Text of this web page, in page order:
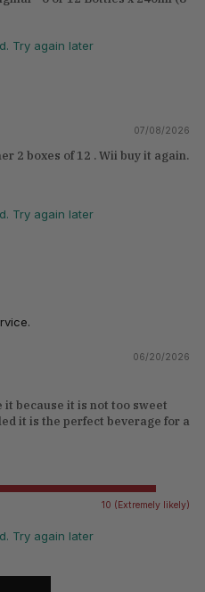
Try again later
07/08/2026
2 boxes of 12 . Wii buy it again.
Try again later
06/20/2026
it because it is not too sweet
it is the perfect beverage for a
10 (Extremely likely)
Try again later